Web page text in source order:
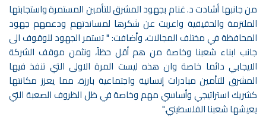
من جانبها أشادت د. غنام بجهود المشرق للتأمين المستمرة واستجابتها
الملتزمة والحقيقية واعربت عن شكرها لمساندتهم ودعمهم جهود
المحافظة في مختلف المجالات، وأضافت: " تستمر الجهود للوقوف الى
جانب ابناء شعبنا وخاصة من هم أقل حظاً، ونثمن موقف الشركة
الايجابي دائما خاصة وان هذه ليست المرة الاولى التي تنفذ فيها
المشرق للتأمين مبادرات إنسانية واجتماعية بارزة، مما يعزز مكانتها
كشريك استراتيجي وأساسي مهم وخاصة في ظل الظروف الصعبة التي
يعيشها شعبنا الفلسطيني."